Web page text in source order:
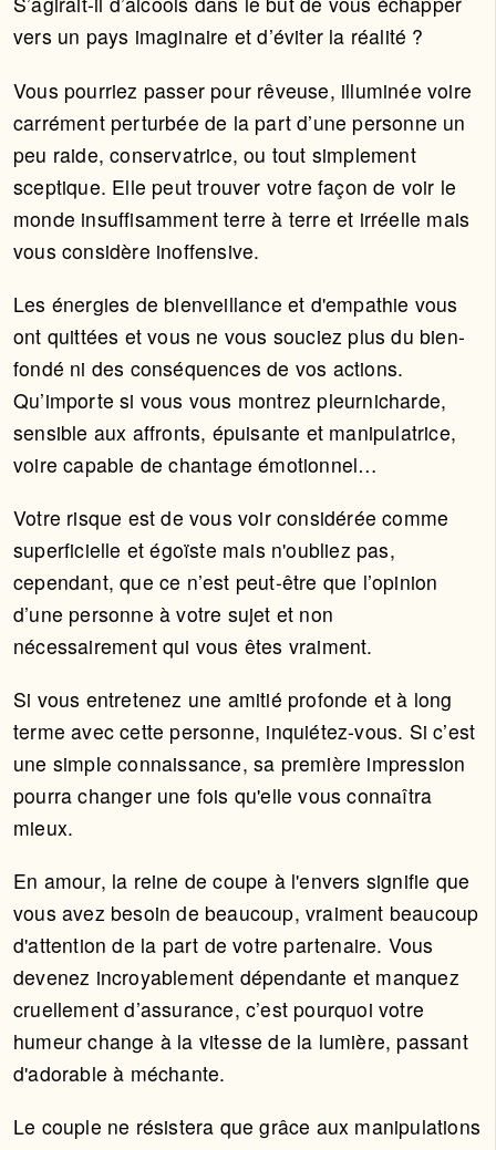
vers un pays imaginaire et d’éviter la réalité ?
Vous pourriez passer pour rêveuse, illuminée voire
carrément perturbée de la part d’une personne un
peu raide, conservatrice, ou tout simplement
sceptique. Elle peut trouver votre façon de voir le
monde insuffisamment terre à terre et irréelle mais
vous considère inoffensive.
Les énergies de bienveillance et d'empathie vous
ont quittées et vous ne vous souciez plus du bien-
fondé ni des conséquences de vos actions.
Qu’importe si vous vous montrez pleurnicharde,
sensible aux affronts, épuisante et manipulatrice,
voire capable de chantage émotionnel…
Votre risque est de vous voir considérée comme
superficielle et égoïste mais n'oubliez pas,
cependant, que ce n’est peut-être que l’opinion
d’une personne à votre sujet et non
nécessairement qui vous êtes vraiment.
Si vous entretenez une amitié profonde et à long
terme avec cette personne, inquiétez-vous. Si c’est
une simple connaissance, sa première impression
pourra changer une fois qu'elle vous connaîtra
mieux.
En amour, la reine de coupe à l'envers signifie que
vous avez besoin de beaucoup, vraiment beaucoup
d'attention de la part de votre partenaire. Vous
devenez incroyablement dépendante et manquez
cruellement d’assurance, c’est pourquoi votre
humeur change à la vitesse de la lumière, passant
d'adorable à méchante.
Le couple ne résistera que grâce aux manipulations